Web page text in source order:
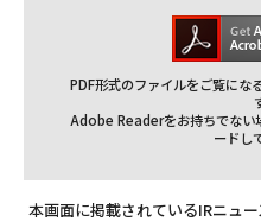
PDF形式のファイルをご覧に
Adobe Readerをお持ちでない
ードし
本画面に掲載されているIRニュ